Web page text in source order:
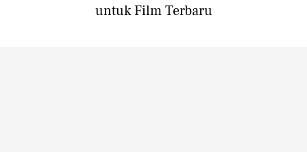
untuk Film Terbaru